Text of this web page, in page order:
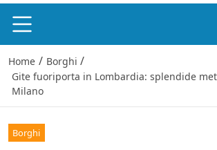
Home / Borghi /
Gite fuoriporta in Lombardia: splendide
Milano
Borghi